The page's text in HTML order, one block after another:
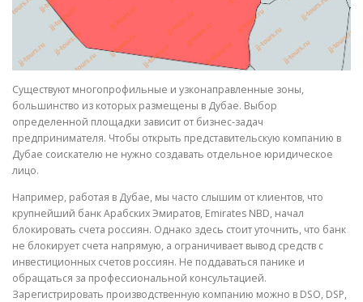
Существуют многопрофильные и узконаправленные зоны,
большинство из которых размещены в Дубае. Выбор
определенной площадки зависит от бизнес-задач
предпринимателя. Чтобы открыть представительскую компанию в
Дубае соискателю не нужно создавать отдельное юридическое
лицо.
Например, работая в Дубае, мы часто слышим от клиентов, что
крупнейший банк Арабских Эмиратов, Emirates NBD, начал
блокировать счета россиян. Однако здесь стоит уточнить, что банк
не блокирует счета напрямую, а ограничивает вывод средств с
инвестиционных счетов россиян. Не поддаваться панике и
обращаться за профессиональной консультацией.
Зарегистрировать производственную компанию можно в DSO, DSP,